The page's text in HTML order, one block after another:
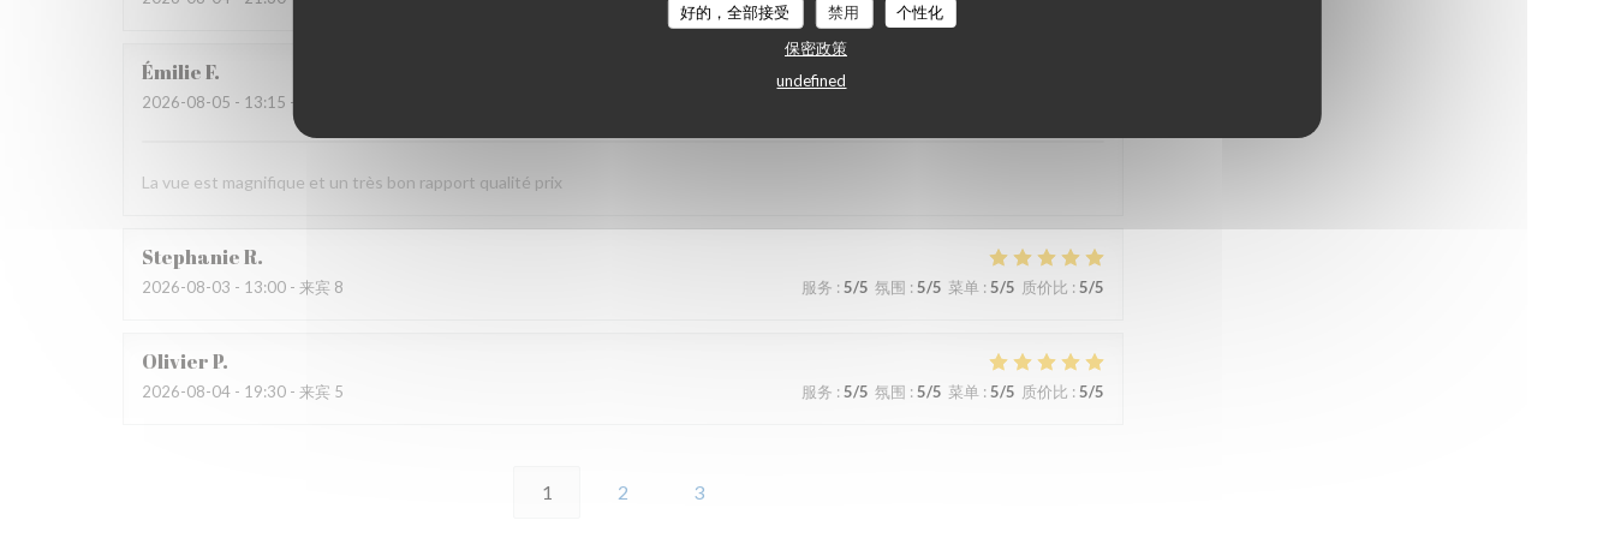
好的，全部接受 禁用
个性化
保密政策
undefined
ÉmilieF
2026-08-05 - 13:15 - 来宾 4
La vue est magnifique et un très bon rapport qualité prix
StephanieR
2026-08-03 - 13:00 - 来宾 8 服务 : 5/5 氛围 : 5/5 菜单: 5/5 质价比 : 5/5
OlivierP
2026-08-04 - 19:30 - 来宾 5 服务 : 5/5 氛围 : 5/5 菜单: 5/5 质价比 : 5/5
1 2 3